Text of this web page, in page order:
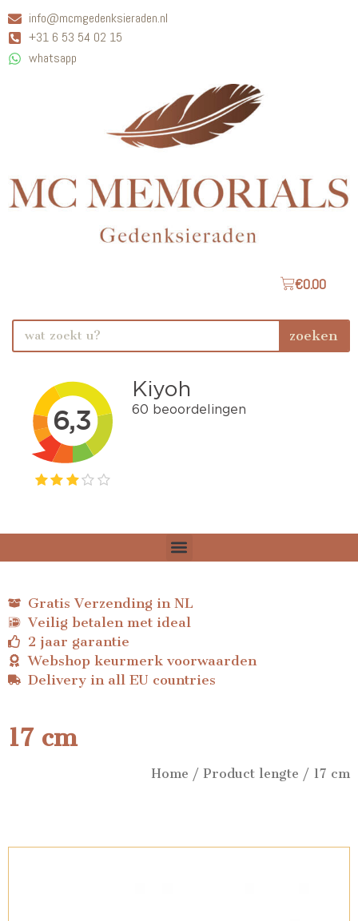
info@mcmgedenksieraden.nl
+31 6 53 54 02 15
whatsapp
€0.00
zoeken
Gratis Verzending in NL
Veilig betalen met ideal
2 jaar garantie
Webshop keurmerk voorwaarden
Delivery in all EU countries
17 cm
Home / Product lengte / 17 cm